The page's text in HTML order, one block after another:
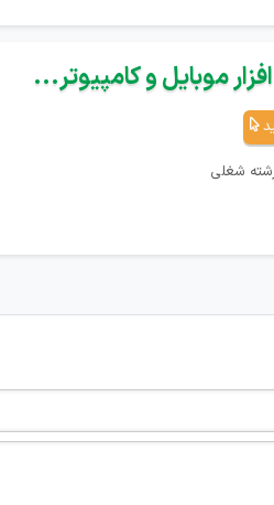
موبایل و کامپیوتر...
شغلی